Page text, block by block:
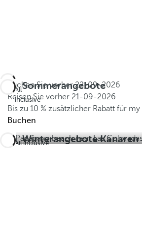
Sommerangebote
All
inclusive
Buchen Sie vorher22-09-2026
Reisen Sie vorher 21-09-2026
Bis zu 10 % zusätzlicher Rabatt für
Buchen
Winterangebote Kanaren
All inclusive